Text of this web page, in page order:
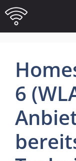
Zum
Inhalt
springen
6